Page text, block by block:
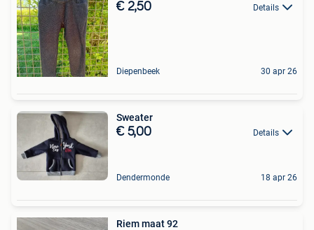
€ 2,50 Details
Diepenbeek 30 apr 26
Sweater
€ 5,00 Details
Dendermonde 18 apr 26
Riem maat 92